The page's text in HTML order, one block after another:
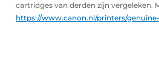
cartridges van derden zijn vergeleken.
https://www.canon.nl/printers/